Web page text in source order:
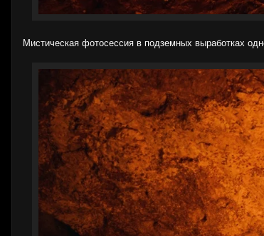
Мистическая фотосессия в подземных выработках